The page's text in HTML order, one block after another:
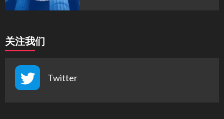
关注我们
Twitter